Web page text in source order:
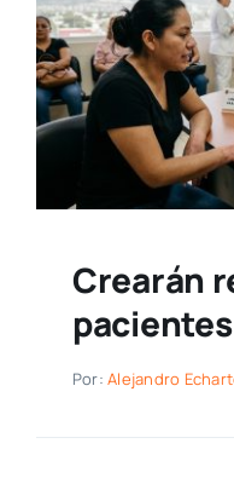
Crearán
Por:Alejandro